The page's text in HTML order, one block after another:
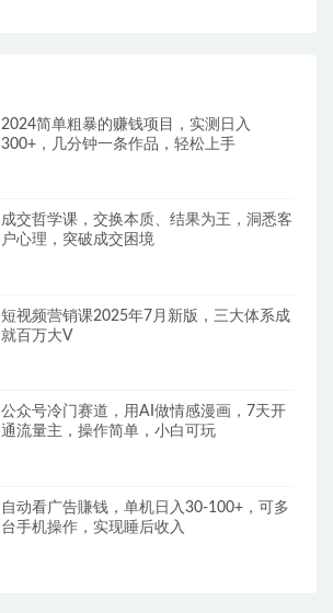
2024简单粗暴的赚钱项目，实测日入
300+，几分钟一条作品，轻松上手
成交哲学课，交换本质、结果为王，洞悉客
户心理，突破成交困境
短视频营销课2025年7月新版，三大体系成
就百万大V
公众号冷门赛道，用AI做情感漫画，7天开
通流量主，操作简单，小白可玩
自动看广告賺钱，单机日入30-100+，可多
台手机操作，实现睡后收入